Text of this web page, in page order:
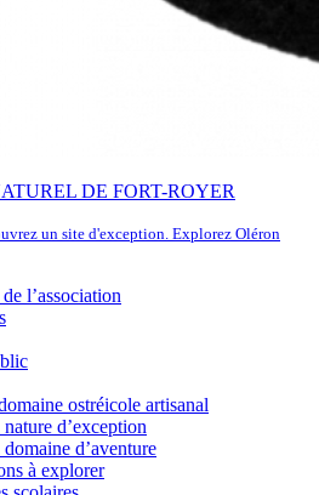
DE FORT-ROYER
un site d'exception. Explorez Oléron
l’association
ostréicole artisanal
d’exception
d’aventure
à explorer